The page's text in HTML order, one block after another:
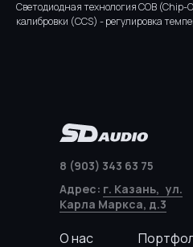
Светодиодная технология COB
калибровки (CCS) - регулировка
8 (903) 343 63 75
Адрес: г. Казань, ул.
Карла Маркса, д.3
О нас